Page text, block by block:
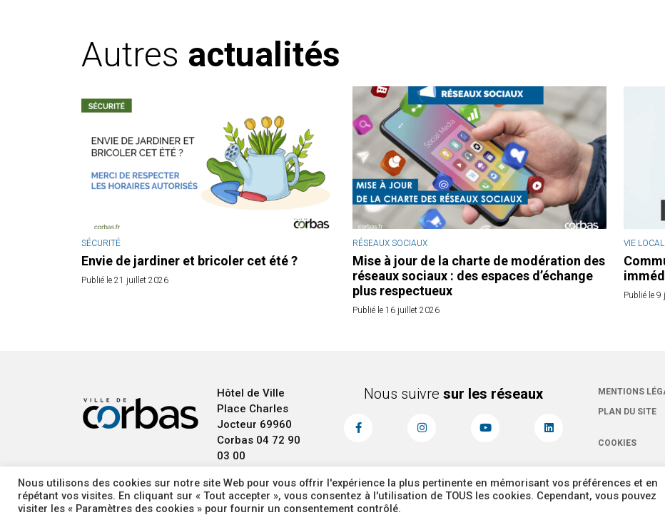
Autres actualités
SÉCURITÉ
Envie de jardiner et bricoler cet été ?
Publié le 21 juillet 2026
RÉSEAUX SOCIAUX
Mise à jour de la charte de modération des
réseaux sociaux : des espaces d’échange
plus respectueux
Publié le 16 juillet 2026
VIE
Publié le
Hôtel de Ville
Place Charles
Jocteur 69960
Corbas 04 72 90
03 00
Nous suivresur les réseaux
MENTIONS
PLAN DU SITE
COOKIES
Nous utilisons des cookies sur notre site Web pour vous offrir l'expérience la plus pertinente en mémorisant vos préférences et en
répétant vos visites. En cliquant sur « Tout accepter », vous consentez à l'utilisation de TOUS les cookies. Cependant, vous pouvez
visiter les « Paramètres des cookies » pour fournir un consentement contrôlé.